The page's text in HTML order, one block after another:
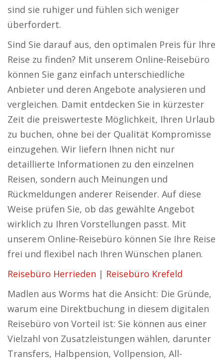
sind sie ruhiger und fühlen sich weniger
überfordert.
Sind Sie darauf aus, den optimalen Preis für Ihre
Reise zu finden? Mit unserem Online-Reisebüro
können Sie ganz einfach unterschiedliche
Anbieter und deren Angebote analysieren und
vergleichen. Damit entdecken Sie in kürzester
Zeit die preiswerteste Möglichkeit, Ihren Urlaub
zu buchen, ohne bei der Qualität Kompromisse
einzugehen. Wir liefern Ihnen nicht nur
detaillierte Informationen zu den einzelnen
Reisen, sondern auch Meinungen und
Rückmeldungen anderer Reisender. Auf diese
Weise prüfen Sie, ob das gewählte Angebot
wirklich zu Ihren Vorstellungen passt. Mit
unserem Online-Reisebüro können Sie Ihre Reise
frei und flexibel nach Ihren Wünschen planen.
Reisebüro Herrieden | Reisebüro Krefeld
Madlen aus Worms hat die Ansicht: Die Gründe,
warum eine Direktbuchung in diesem digitalen
Reisebüro von Vorteil ist: Sie können aus einer
Vielzahl von Zusatzleistungen wählen, darunter
Transfers, Halbpension, Vollpension, All-